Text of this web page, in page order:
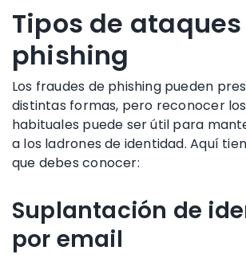
Tipos de
phishing
Los fraudes de phishingpueden
distintas formas, pero reconocer los
habituales puede ser útil para
a los ladrones de identidad. Aquí
que debes conocer:
Suplantación de
por email